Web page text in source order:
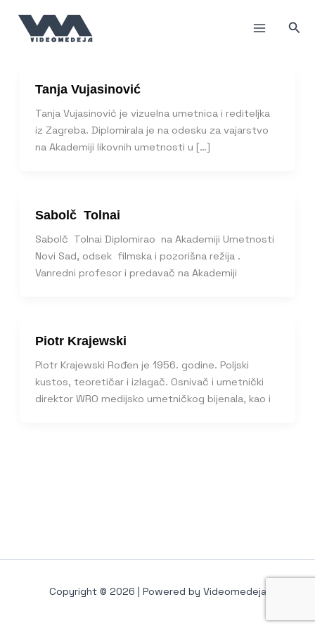
садржај
Tanja Vujasinović
Tanja Vujasinović je vizuelna umetnica i rediteljka
iz Zagreba. Diplomirala je na odesku za vajarstvo
na Akademiji likovnih umetnosti u […]
Sabolč Tolnai
Sabolč Tolnai Diplomirao na Akademiji Umetnosti
Novi Sad, odsek filmska i pozorišna režija .
Vanredni profesor i predavač na Akademiji
Piotr Krajewski
Piotr Krajewski Rođen je 1956. godine. Poljski
kustos, teoretičar i izlagač. Osnivač i umetnički
direktor WRO medijsko umetničkog bijenala, kao i
Copyright © 2026 | Powered by Videomedeja